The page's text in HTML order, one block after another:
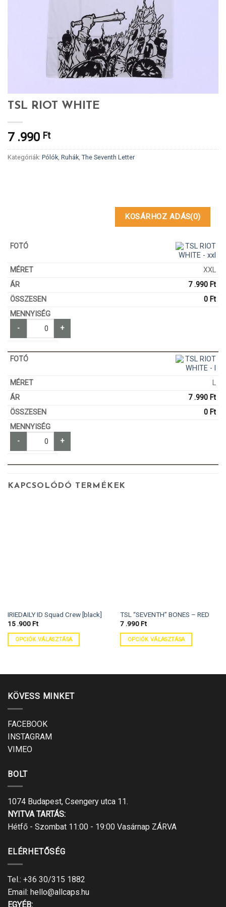
TSL RIOT WHITE
7 .990 Ft
Kategóriák: Pólók, Ruhák, The Seventh Letter
KOSÁRHOZ ADÁS(0)
XXL
7 .990 Ft
0 Ft
- +
L
7 .990 Ft
0 Ft
- +
KAPCSOLÓDÓ TERMÉKEK
IRIEDAILY ID Squad Crew [black]
15 .900Ft
OPCIÓK VÁLASZTÁSA
TSL “SEVENTH” BONES – RED
7 .990Ft
OPCIÓK VÁLASZTÁSA
KÖVESS MINKET
FACEBOOK
INSTAGRAM
VIMEO
BOLT
1074 Budapest, Csengery utca 11.
NYITVA TARTÁS:
Hétfő - Szombat 11:00 - 19:00 Vasárnap ZÁRVA
ELÉRHETŐSÉG
Tel.: +36 30/315 1882
Email: hello@allcaps.hu
EGYÉB: